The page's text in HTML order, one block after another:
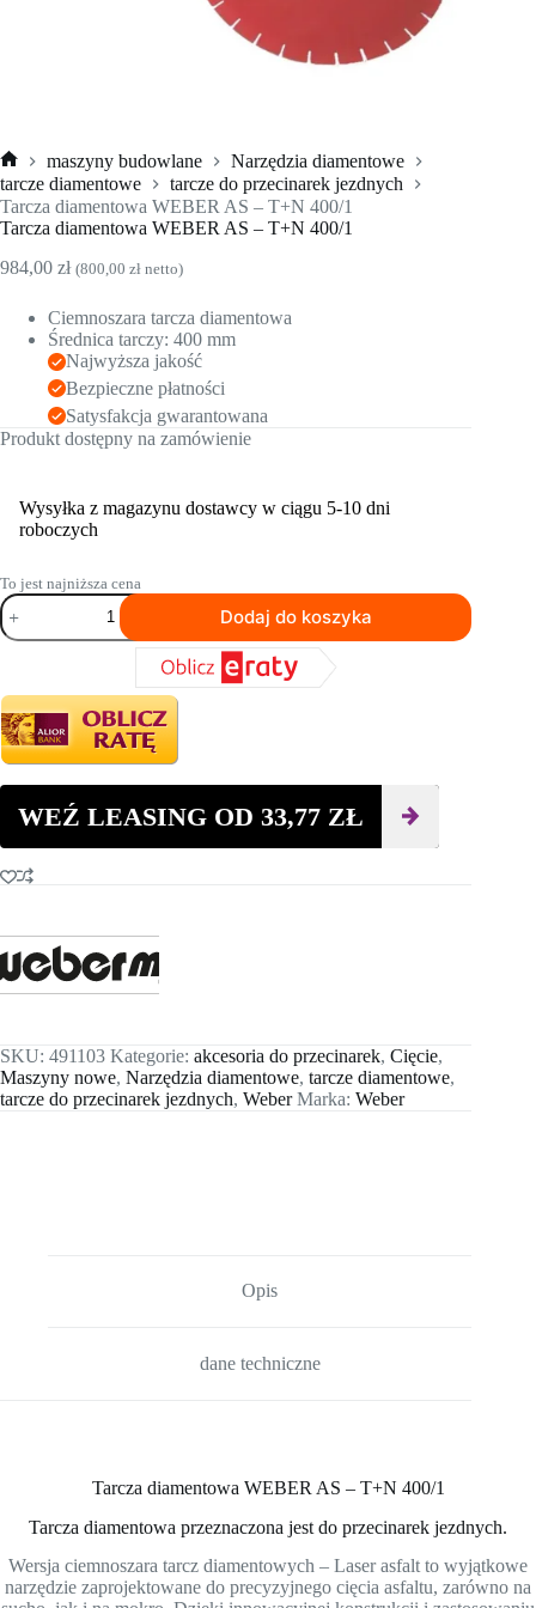
Strona
główna
maszyny budowlane
Narzędzia diamentowe
tarcze diamentowe
tarcze do przecinarek jezdnych
Tarcza diamentowa WEBER AS – T+N 400/1
Tarcza diamentowa WEBER AS – T+N 400/1
984,00 zł (800,00 zł netto)
Ciemnoszara tarcza diamentowa
Średnica tarczy: 400 mm
Najwyższa jakość
Bezpieczne płatności
Satysfakcja gwarantowana
Produkt dostępny na zamówienie
Wysyłka z magazynu dostawcy w ciągu 5-10 dni
roboczych
To jest najniższa cena
ilość
Tarcza
diamentowa
-
T+N
400/1
Dodaj do koszyka
WEŹ LEASING OD 33,77 ZŁ
SKU: 491103 Kategorie: akcesoria do przecinarek, Cięcie,
Maszyny nowe, Narzędzia diamentowe, tarcze diamentowe,
tarcze do przecinarek jezdnych, Weber Marka: Weber
Opis
dane techniczne
Tarcza diamentowa WEBER AS – T+N 400/1
Tarcza diamentowa przeznaczona jest do przecinarek jezdnych.
Wersja ciemnoszara tarcz diamentowych – Laser asfalt to wyjątkowe
narzędzie zaprojektowane do precyzyjnego cięcia asfaltu, zarówno na